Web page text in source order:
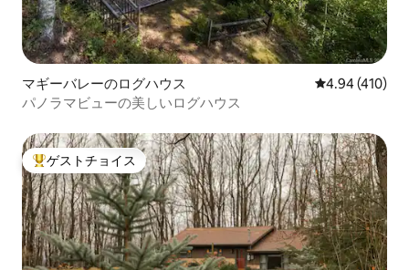
マギーバレーのログハウス レビュー410
4.94 (410)
パノラマビューの美しいログハウス
大好評のゲストチョイスです。
ゲストチョイス